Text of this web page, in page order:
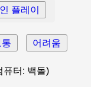
플레이
통 어려움
퓨터: 백돌)